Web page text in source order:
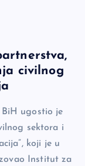
civilnog
ugostio je
sektora i
koji je u
Institut za